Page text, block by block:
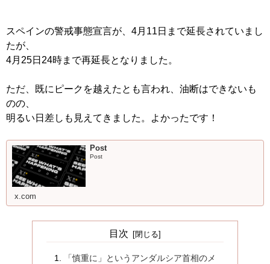
スペインの警戒事態宣言が、4月11日まで延長されていまし
たが、
4月25日24時まで再延長となりました。
ただ、既にピークを越えたとも言われ、油断はできないも
のの、
明るい日差しも見えてきました。よかったです！
Post
Post
x.com
目次
「慎重に」というアンダルシア首相のメ